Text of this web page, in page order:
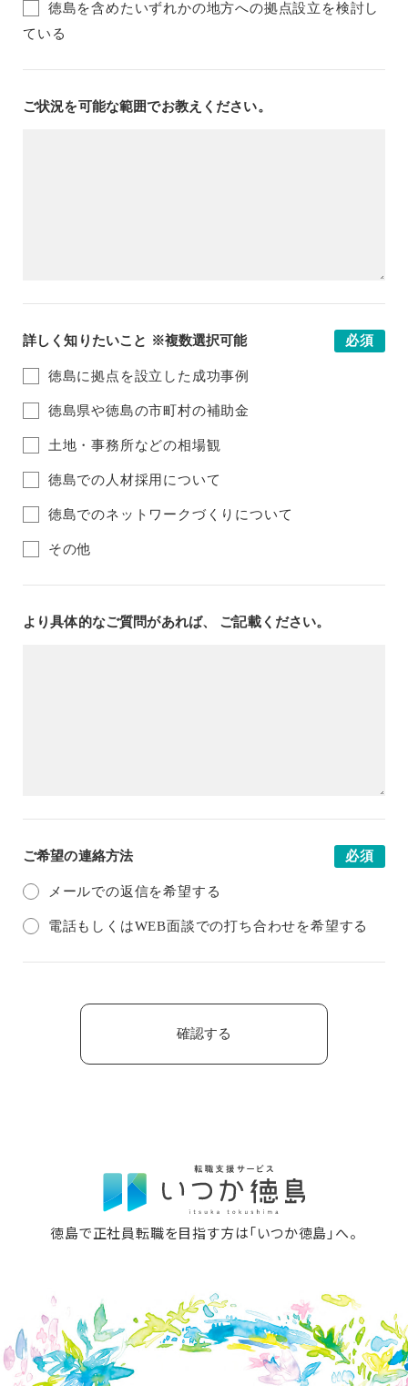
徳島を含めたいずれかの地方への拠点設立を検討し
ている
ご状況を可能な範囲でお教えください。
詳しく知りたいこと ※複数選択可能 必須
徳島に拠点を設立した成功事例
徳島県や徳島の市町村の補助金
土地・事務所などの相場観
徳島での人材採用について
徳島でのネットワークづくりについて
その他
より具体的なご質問があれば、 ご記載ください。
ご希望の連絡方法 必須
メールでの返信を希望する
電話もしくはWEB面談での打ち合わせを希望する
徳島で正社員転職を目指す方は「いつか徳島」へ。